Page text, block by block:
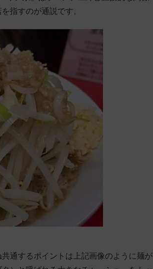
指すのが通説です。
通するポイントは上記画像のように麺が